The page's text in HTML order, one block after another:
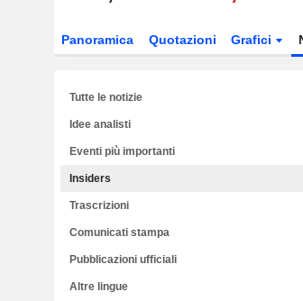
Panoramica Quotazioni Grafici
Tutte le notizie
Idee analisti
Eventi più importanti
Insiders
Trascrizioni
Comunicati stampa
Pubblicazioni ufficiali
Altre lingue